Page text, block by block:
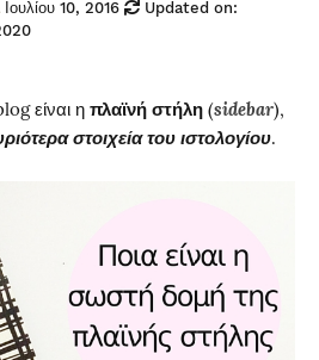
Ιουλίου 10, 2016
Updated on:
είναι η πλαϊνή στήλη (sidebar),
στοιχεία του ιστολογίου.